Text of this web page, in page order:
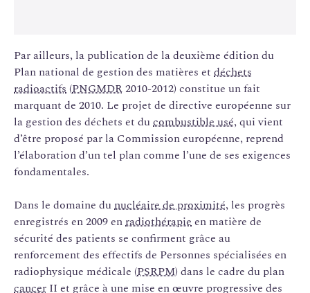
Par ailleurs, la publication de la deuxième édition du
Plan national de gestion des matières et déchets
radioactifs (PNGMDR2010-2012) constitue un fait
marquant de 2010. Le projet de directive européenne sur
la gestion des déchets et ducombustible usé, qui vient
d’être proposé par la Commission européenne, reprend
l’élaboration d’un tel plan comme l’une de ses exigences
fondamentales.
Dans le domaine dunucléaire de proximité, les progrès
enregistrés en 2009 enradiothérapieen matière de
sécurité des patients se confirment grâce au
renforcement des effectifs de Personnes spécialisées en
radiophysique médicale (PSRPM) dans le cadre du plan
cancer II et grâce à une mise en œuvre progressive des